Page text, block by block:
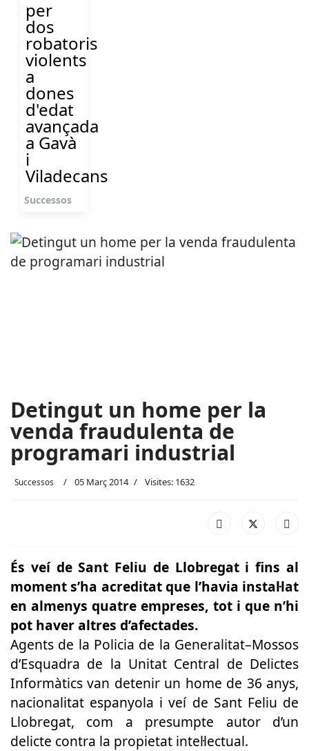
per
dos
robatoris
violents
a
dones
d'edat
avançada
a Gavà
i
Viladecans
Successos
Detingut un home per la
venda fraudulenta de
programari industrial
Successos 05 Març 2014 Visites: 1632
És veí de Sant Feliu de Llobregat i fins al
moment s’ha acreditat que l’havia instal·lat
en almenys quatre empreses, tot i que n’hi
pot haver altres d’afectades.
Agents de la Policia de la Generalitat–Mossos
d’Esquadra de la Unitat Central de Delictes
Informàtics van detenir un home de 36 anys,
nacionalitat espanyola i veí de Sant Feliu de
Llobregat, com a presumpte autor d’un
delicte contra la propietat intel·lectual.